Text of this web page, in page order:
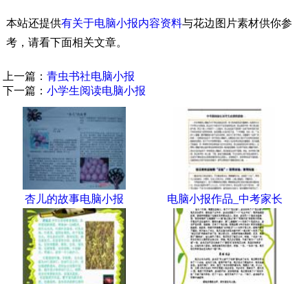
本站还提供有关于电脑小报内容资料与花边图片素材供你参
考，请看下面相关文章。
上一篇：青虫书社电脑小报
下一篇：小学生阅读电脑小报
杏儿的故事电脑小报 电脑小报作品_中考家长